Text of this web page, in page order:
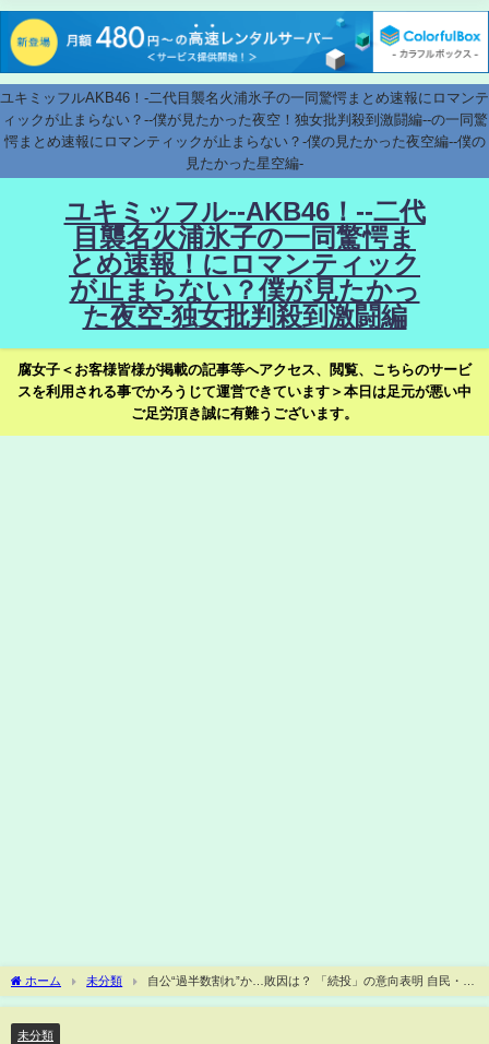
ユキミッフルAKB46！-二代目襲名火浦氷子の一同驚愕まとめ速報にロマンテ
ィックが止まらない？--僕が見たかった夜空！独女批判殺到激闘編--の一同驚
愕まとめ速報にロマンティックが止まらない？-僕の見たかった夜空編--僕の
見たかった星空編-
ユキミッフル--AKB46！--二代
目襲名火浦氷子の一同驚愕ま
とめ速報！にロマンティック
が止まらない？僕が見たかっ
た夜空-独女批判殺到激闘編
腐女子＜お客様皆様が掲載の記事等へアクセス、閲覧、こちらのサービ
スを利用される事でかろうじて運営できています＞本日は足元が悪い中
ご足労頂き誠に有難うございます。
ホーム 未分類
自公“過半数割れ”か…敗因は？ 「続投」の意向表明 自民・石
破総裁に聞く【参院選】(2025年7月21日)
未分類